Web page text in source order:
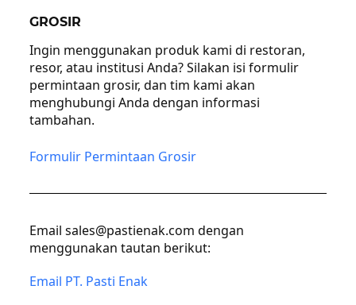
GROSIR
Ingin menggunakan produk kami di restoran,
resor, atau institusi Anda? Silakan isi formulir
permintaan grosir, dan tim kami akan
menghubungi Anda dengan informasi
tambahan.
Formulir Permintaan Grosir
Email sales@pastienak.com dengan
menggunakan tautan berikut:
Email PT. Pasti Enak